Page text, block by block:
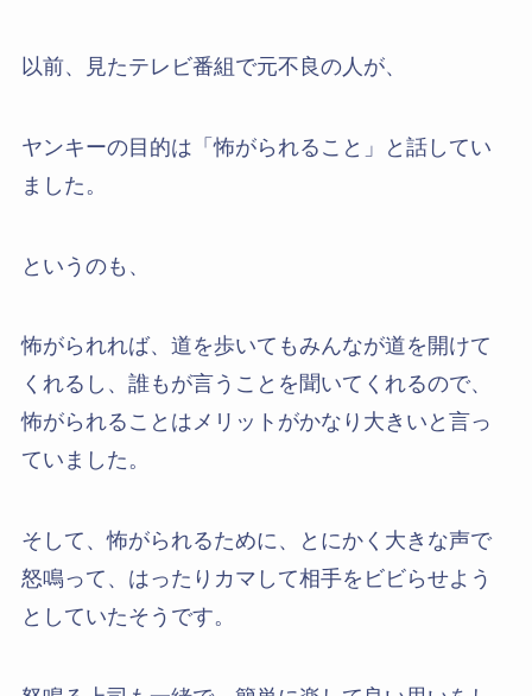
以前、見たテレビ番組で元不良の人が、
ヤンキーの目的は「怖がられること」と話してい
ました。
というのも、
怖がられれば、道を歩いてもみんなが道を開けて
くれるし、誰もが言うことを聞いてくれるので、
怖がられることはメリットがかなり大きいと言っ
ていました。
そして、怖がられるために、とにかく大きな声で
怒鳴って、はったりカマして相手をビビらせよう
としていたそうです。